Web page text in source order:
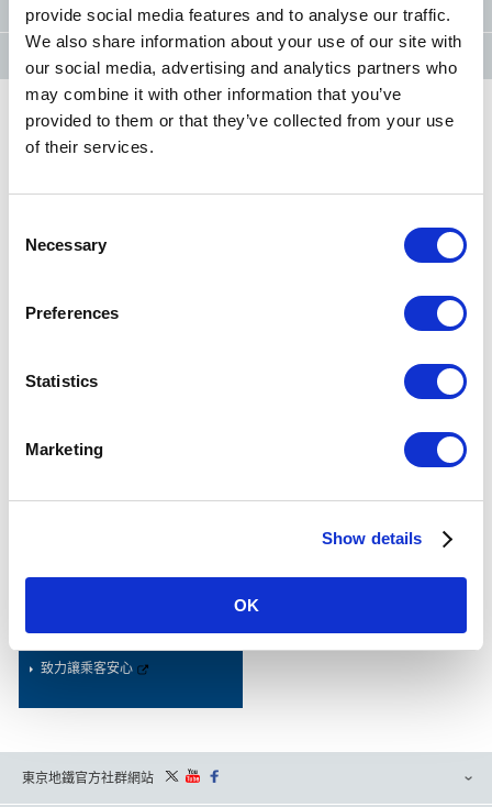
provide social media features and to analyse our traffic.
We also share information about your use of our site with
our social media, advertising and analytics partners who
may combine it with other information that you’ve
provided to them or that they’ve collected from your use
of their services.
Selection
Necessary
Preferences
Statistics
Marketing
Show details
OK
退票
車票 首頁
月票
團體票
路線、車站資訊 搜尋票價、轉乘站
致力讓乘客安心
東京地鐵官方社群網站